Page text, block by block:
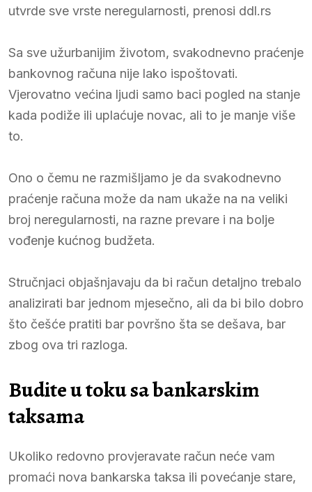
utvrde sve vrste neregularnosti, prenosi ddl.rs
Sa sve užurbanijim životom, svakodnevno praćenje
bankovnog računa nije lako ispoštovati.
Vjerovatno većina ljudi samo baci pogled na stanje
kada podiže ili uplaćuje novac, ali to je manje više
to.
Ono o čemu ne razmišljamo je da svakodnevno
praćenje računa može da nam ukaže na na veliki
broj neregularnosti, na razne prevare i na bolje
vođenje kućnog budžeta.
Stručnjaci objašnjavaju da bi račun detaljno trebalo
analizirati bar jednom mjesečno, ali da bi bilo dobro
što češće pratiti bar površno šta se dešava, bar
zbog ova tri razloga.
Budite u toku sa bankarskim
taksama
Ukoliko redovno provjeravate račun neće vam
promaći nova bankarska taksa ili povećanje stare,